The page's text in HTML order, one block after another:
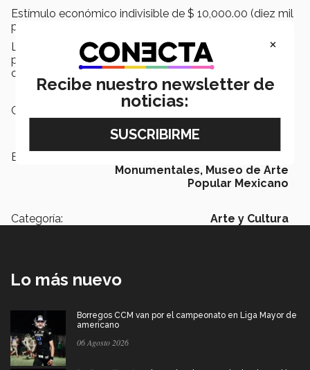
Estímulo económico indivisible de $ 10,000.00 (diez mil
pesos 00/100 M. N.) a once obras con mención.
Los participantes conocerán los resultados de estos
premios y menciones en la ceremonia de premiación a
celebrarse el sábado 3 de noviembre.
Campus:
Etiquetas:
Monumentales, Museo de Arte
Popular Mexicano
Categoría: Arte y Cultura
Lo más nuevo
Borregos CCM van por el campeonato en Liga Mayor de
americano
06 Agosto 2026
×
Recibe nuestro newsletter de
noticias: